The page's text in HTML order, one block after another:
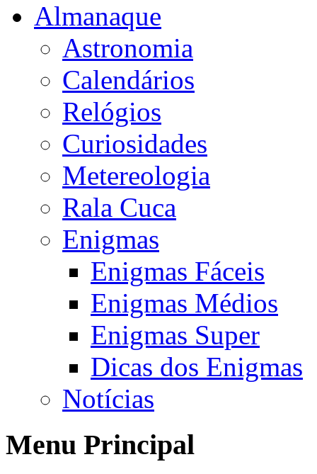
Almanaque
Astronomia
Calendários
Relógios
Curiosidades
Metereologia
Rala Cuca
Enigmas
Enigmas Fáceis
Enigmas Médios
Enigmas Super
Dicas dos Enigmas
Notícias
Menu Principal